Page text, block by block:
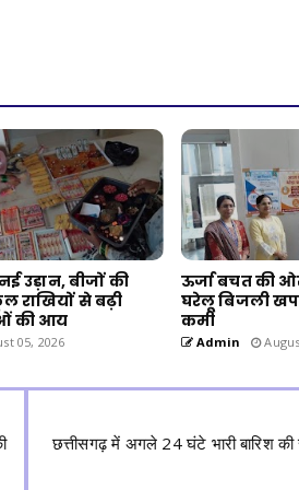
उड़ान, बीजों की
राखियों से बढ़ी
की आय
05, 2026
ऊर्जा बचत की
घरेलू बिजली
कमी
Admin
छत्तीसगढ़ में अगले 24 घंटे भारी बारिश